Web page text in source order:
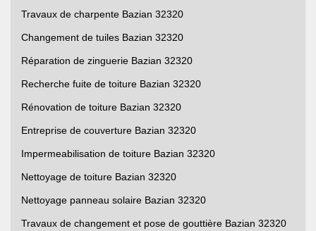
Travaux de charpente Bazian 32320
Changement de tuiles Bazian 32320
Réparation de zinguerie Bazian 32320
Recherche fuite de toiture Bazian 32320
Rénovation de toiture Bazian 32320
Entreprise de couverture Bazian 32320
Impermeabilisation de toiture Bazian 32320
Nettoyage de toiture Bazian 32320
Nettoyage panneau solaire Bazian 32320
Travaux de changement et pose de gouttière Bazian 32320